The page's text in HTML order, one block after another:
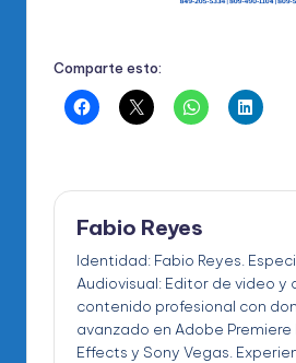
Comparte esto:
Fabio Reyes
Identidad: Fabio Reyes.
Audiovisual: Editor de video y
contenido profesional con
avanzado en Adobe Premiere
Effects y Sony Vegas.